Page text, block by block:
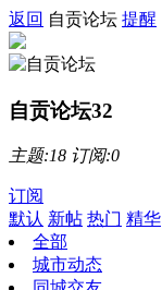
返回 自贡论坛 提醒
自贡论坛32
主题:18 订阅:0
订阅
默认 新帖 热门 精华
全部
城市动态